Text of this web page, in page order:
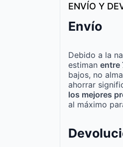
ENVÍO Y
Envío
Debido a la
estiman entre
bajos, no
ahorrar
los mejores
al máximo